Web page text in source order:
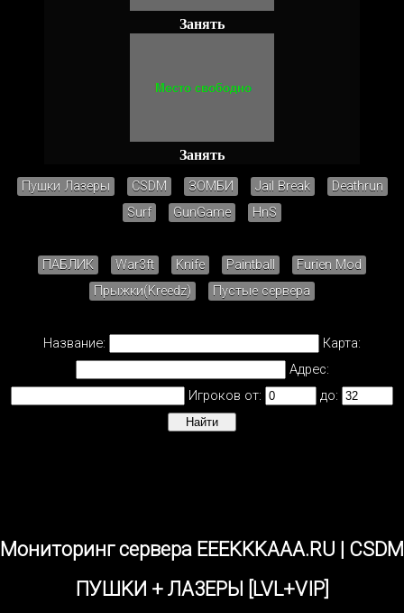
Занять
Занять
Пушки Лазеры CSDM ЗОМБИ Jail Break
Deathrun
Surf
GunGame HnS
ПАБЛИК War3ft Knife Paintball
Furien Mod
Прыжки(Kreedz)
Пустые сервера
Название:
Карта:
Адрес:
Игроков от:
до:
Мониторинг сервера EEEKKKAAA.RU | CSDM
ПУШKИ + ЛA3EPЫ [LVL+VIP]